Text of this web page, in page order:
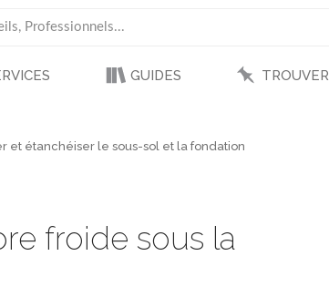
GUIDES TROUVER
et étanchéiser le sous-sol et la fondation
froide sous la